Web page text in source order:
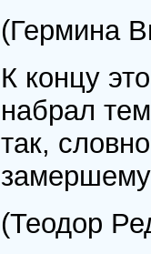
(Гермина
К концу
набрал
так,
(Теодор